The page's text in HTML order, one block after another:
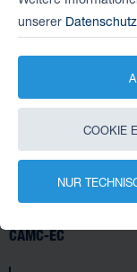
INTERFACE CAMC-
CMMP-AS-...-M3
INTERFACE
CAMC-EC
unserer
COOKIE
NUR